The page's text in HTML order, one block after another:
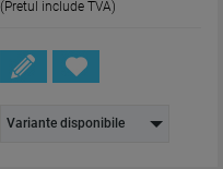
(Pretul include TVA)
Variante disponibile